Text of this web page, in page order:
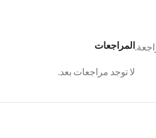
المراجعات
لا توجد مراجعات بعد.